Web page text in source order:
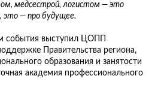
медсестрой, логистом — это
это — про будущее.
события выступил ЦОПП
Правительства региона,
образования и занятости
академия профессионального